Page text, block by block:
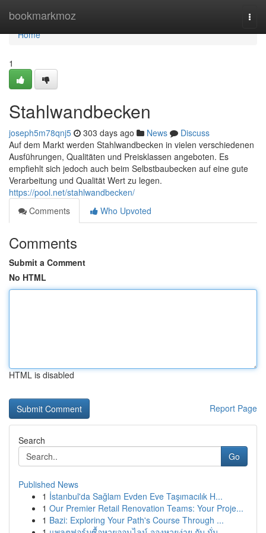
bookmarkmoz
Home
Home
1
Stahlwandbecken
joseph5m78qnj5 303 days ago News
Discuss
Auf dem Markt werden Stahlwandbecken in vielen verschiedenen
Ausführungen, Qualitäten und Preisklassen angeboten. Es
empfiehlt sich jedoch auch beim Selbstbaubecken auf eine gute
Verarbeitung und Qualität Wert zu legen.
https://pool.net/stahlwandbecken/
Comments
Who Upvoted
Comments
Submit a Comment
No HTML
HTML is disabled
Report Page
Search
Go
Published News
1 İstanbul'da Sağlam Evden Eve Taşımacılık H...
1 Our Premier Retail Renovation Teams: Your Proje...
1 Bazi: Exploring Your Path's Course Through ...